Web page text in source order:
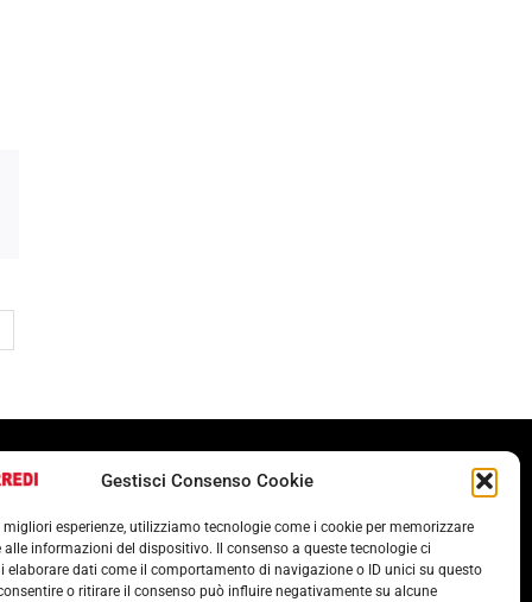
Gestisci Consenso Cookie
migliori esperienze, utilizziamo tecnologie come i cookie per memorizzare
alle informazioni del dispositivo. Il consenso a queste tecnologie ci
elaborare dati come il comportamento di navigazione o ID unici su questo
o ritirare il consenso può influire negativamente su alcune
POLITICA ANTICORRUZIONE 37001